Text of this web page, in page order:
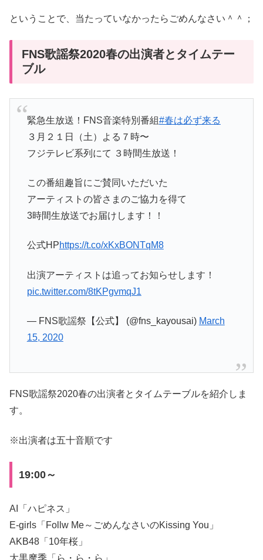
ということで、当たっていなかったらごめんなさい＾＾；
FNS歌謡祭2020春の出演者とタイムテー
ブル
緊急生放送！FNS音楽特別番組#春は必ず来る
３月２１日（土）よる７時〜
フジテレビ系列にて ３時間生放送！
この番組趣旨にご賛同いただいた
アーティストの皆さまのご協力を得て
3時間生放送でお届けします！！
公式HPhttps://t.co/xKxBONTqM8
出演アーティストは追ってお知らせします！
pic.twitter.com/8tKPgvmqJ1
— FNS歌謡祭【公式】 (@fns_kayousai) March
15, 2020
FNS歌謡祭2020春の出演者とタイムテーブルを紹介しま
す。
※出演者は五十音順です
19:00～
AI「ハピネス」
E-girls「Follw Me～ごめんなさいのKissing You」
AKB48「10年桜」